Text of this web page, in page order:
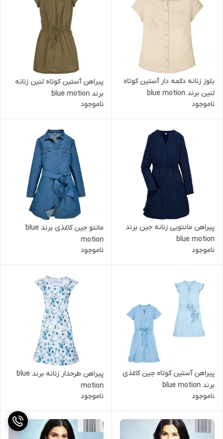
بلوز زنانه دکمه دار آستین کوتاه
لنین برند blue motion
ناموجود
پیراهن آستین کوتاه لنین زنانه
برند blue motion
ناموجود
پیراهن مانتویی زنانه جین برند
blue motion
ناموجود
مانتو جین کاغذی برند blue
motion
ناموجود
پیراهن آستین کوتاه جین کاغذی
برند blue motion
ناموجود
پیراهن طرحدار زنانه برند blue
motion
ناموجود